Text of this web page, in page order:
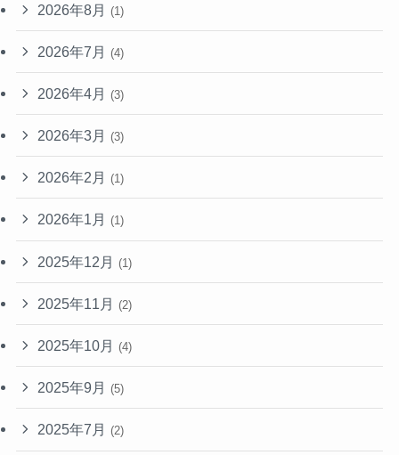
2026年8月 (1)
2026年7月 (4)
2026年4月 (3)
2026年3月 (3)
2026年2月 (1)
2026年1月 (1)
2025年12月 (1)
2025年11月 (2)
2025年10月 (4)
2025年9月 (5)
2025年7月 (2)